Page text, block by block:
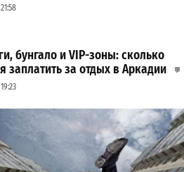
бунгало и VIP-зоны: сколько
заплатить за отдых в Аркадии